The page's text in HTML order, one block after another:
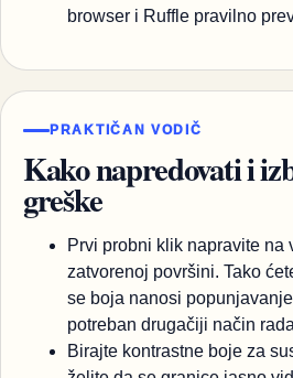
browser i Ruffle pravilno
PRAKTIČAN VODIČ
Kako napredovati i
greške
Prvi probni klik napravite na
zatvorenoj površini. Tako
se boja nanosi
potreban drugačiji način
Birajte kontrastne boje za